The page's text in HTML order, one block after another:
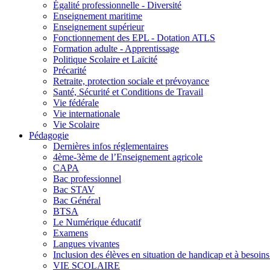
Égalité professionnelle - Diversité
Enseignement maritime
Enseignement supérieur
Fonctionnement des EPL - Dotation ATLS
Formation adulte - Apprentissage
Politique Scolaire et Laïcité
Précarité
Retraite, protection sociale et prévoyance
Santé, Sécurité et Conditions de Travail
Vie fédérale
Vie internationale
Vie Scolaire
Pédagogie
Dernières infos réglementaires
4ème-3ème de l’Enseignement agricole
CAPA
Bac professionnel
Bac STAV
Bac Général
BTSA
Le Numérique éducatif
Examens
Langues vivantes
Inclusion des élèves en situation de handicap et à
VIE SCOLAIRE